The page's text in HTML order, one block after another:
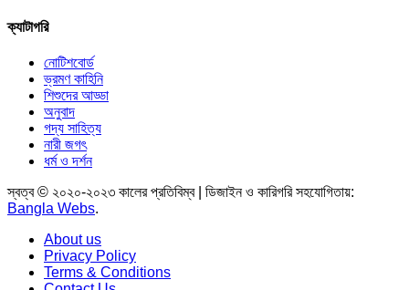
ক্যাটাগরি
নোটিশবোর্ড
ভ্রমণ কাহিনি
শিশুদের আড্ডা
অনুবাদ
গদ্য সাহিত্য
নারী জগৎ
ধর্ম ও দর্শন
স্বত্ব © ২০২০-২০২৩ কালের প্রতিবিম্ব | ডিজাইন ও কারিগরি সহযোগিতায়:
Bangla Webs.
About us
Privacy Policy
Terms & Conditions